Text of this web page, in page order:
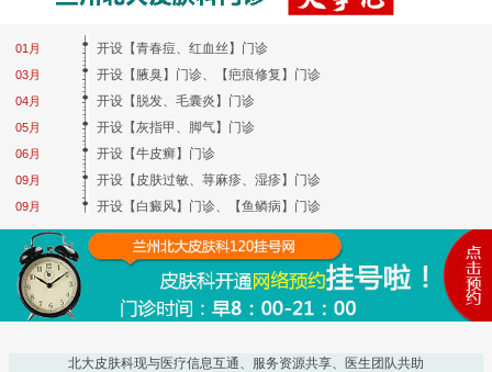
01月
03月
04月
05月
06月
09月
09月
开设【青春痘、红血丝】门诊
开设【腋臭】门诊、【疤痕修复】门诊
开设【脱发、毛囊炎】门诊
开设【灰指甲、脚气】门诊
开设【牛皮癣】门诊
开设【皮肤过敏、荨麻疹、湿疹】门诊
开设【白癜风】门诊、【鱼鳞病】门诊
北大皮肤科现与医疗信息互通、服务资源共享、医生团队共助